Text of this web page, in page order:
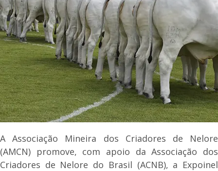
A Associação Mineira dos Criadores de Nelore
(AMCN) promove, com apoio da Associação dos
Criadores de Nelore do Brasil (ACNB), a Expoinel